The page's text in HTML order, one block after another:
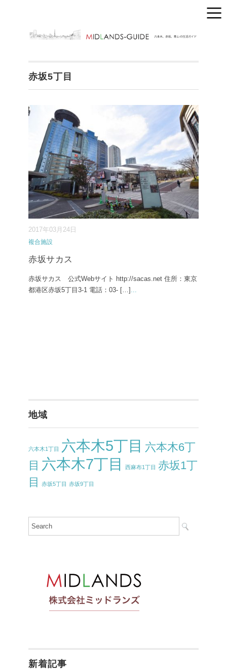
赤坂5丁目
2017年03月24日
複合施設
赤坂サカス
赤坂サカス 公式Webサイト http://sacas.net 住所：東京
都港区赤坂5丁目3-1 電話：03- […] ...
地域
六本木1丁目 六本木5丁目 六本木6丁
目 六本木7丁目 西麻布1丁目 赤坂1丁
目
赤坂5丁目 赤坂9丁目
新着記事